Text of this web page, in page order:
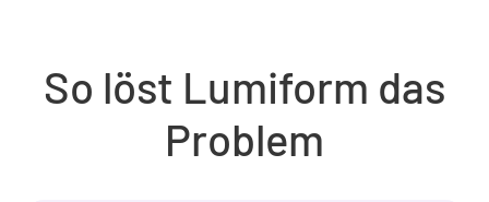
So löst Lumiform das
Problem